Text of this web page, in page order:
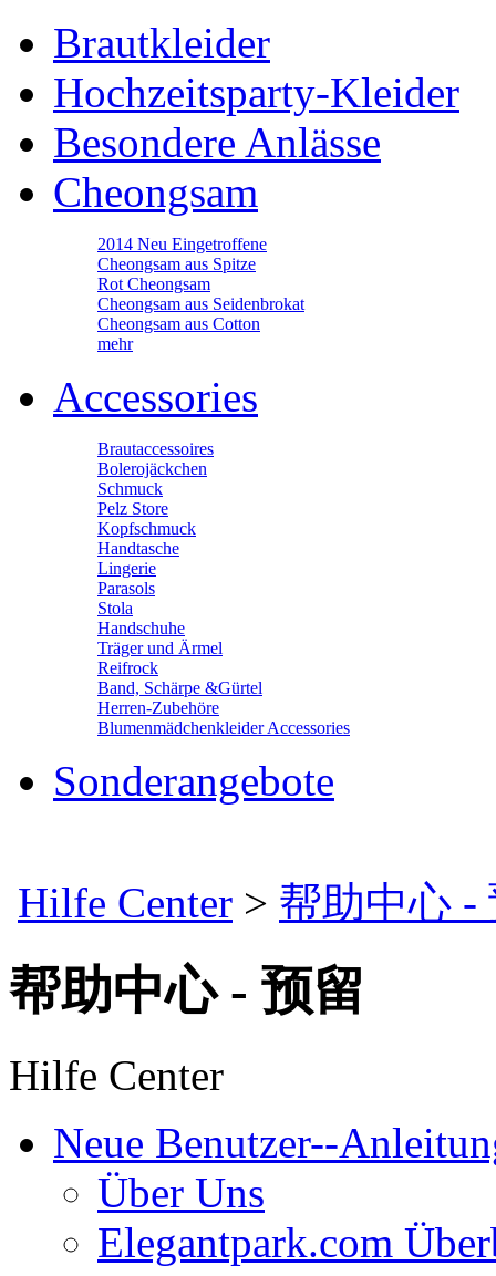
Brautkleider
Hochzeitsparty-Kleider
Besondere Anlässe
Cheongsam
2014 Neu Eingetroffene
Cheongsam aus Spitze
Rot Cheongsam
Cheongsam aus Seidenbrokat
Cheongsam aus Cotton
mehr
Accessories
Brautaccessoires
Bolerojäckchen
Schmuck
Pelz Store
Kopfschmuck
Handtasche
Lingerie
Parasols
Stola
Handschuhe
Träger und Ärmel
Reifrock
Band, Schärpe &Gürtel
Herren-Zubehöre
Blumenmädchenkleider Accessories
Sonderangebote
Hilfe Center > 帮助中心 -
帮助中心 - 预留
Hilfe Center
Neue Benutzer--
Über Uns
Elegantpark.com